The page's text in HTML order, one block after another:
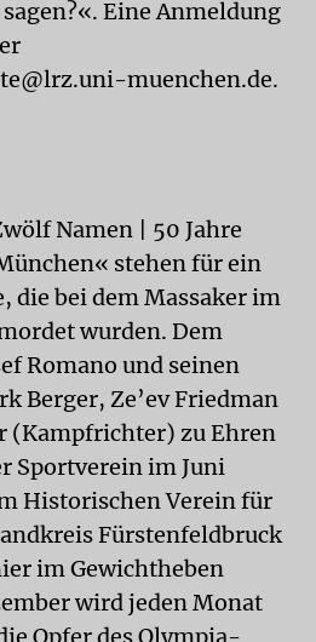
Eine Anmeldung
muenchen.de.
Namen | 50 Jahre
stehen für ein
die bei dem Massaker im
wurden. Dem
Romano und seinen
Berger, Ze’ev Friedman
(Kampfrichter) zu Ehren
Sportverein im Juni
Historischen Verein für
Fürstenfeldbruck
im Gewichtheben
wird jeden Monat